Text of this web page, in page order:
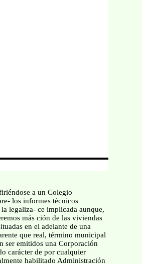
a un Colegio
los informes técnicos
la legaliza- ce implicada aunque,
más ción de las viviendas
en el adelante de una
que real, término municipal
ser emitidos una Corporación
carácter de por cualquier
habilitado Administración